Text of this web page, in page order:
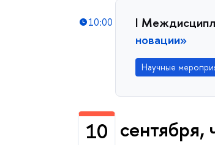
10:00 I
новации»
Научные
10 сентября,